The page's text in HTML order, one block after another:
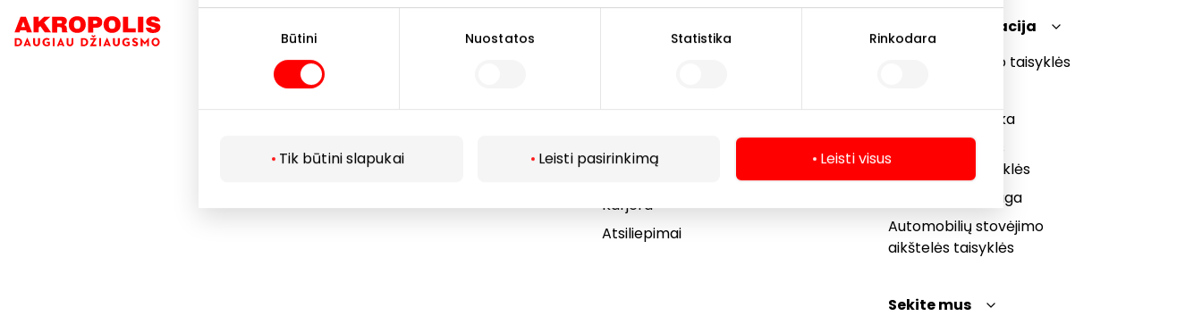
Būtini Nuostatos Statistika Rinkodara
Tik būtini slapukai Leisti pasirinkimą Leisti visus
Parduotuvės
Paslaugos
Akcijos
Karjera
Atsiliepimai
Teisinė informacija
Prekybos centro taisyklės
Privatumo politika
Dovanų kortelės
bendrosios taisyklės
Pranešėjų apsauga
Automobilių stovėjimo
aikštelės taisyklės
Sekite mus